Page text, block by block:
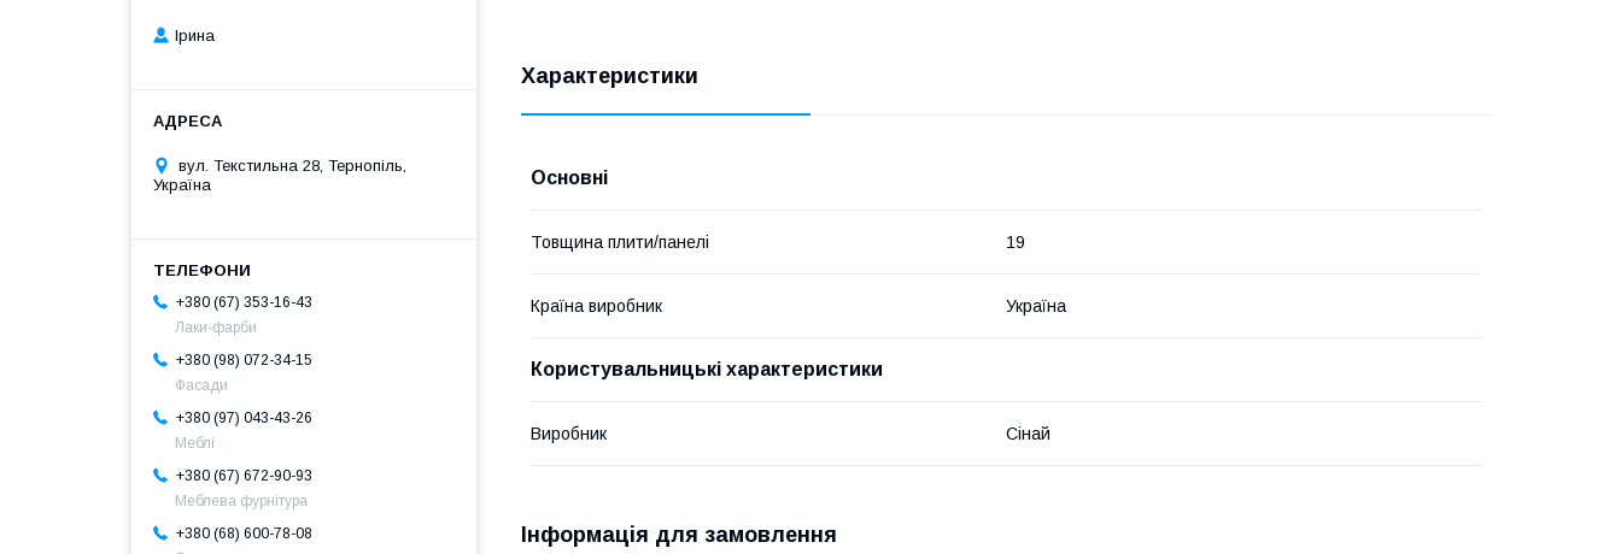
Характеристики
Основні
Товщина плити/панелі 19
Країна виробник Україна
Користувальницькі характеристики
Виробник Сінай
Інформація для замовлення
Ірина
вул. Текстильна 28, Тернопіль,
Україна
+380 (67) 353-16-43
Лаки-фарби
+380 (98) 072-34-15
Фасади
+380 (97) 043-43-26
Меблі
+380 (67) 672-90-93
Меблева фурнітура
+380 (68) 600-78-08